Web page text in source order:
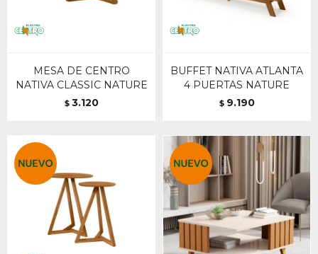
MESA DE CENTRO
NATIVA CLASSIC NATURE
$ 3.120
BUFFET NATIVA ATLANTA
4 PUERTAS NATURE
$ 9.190